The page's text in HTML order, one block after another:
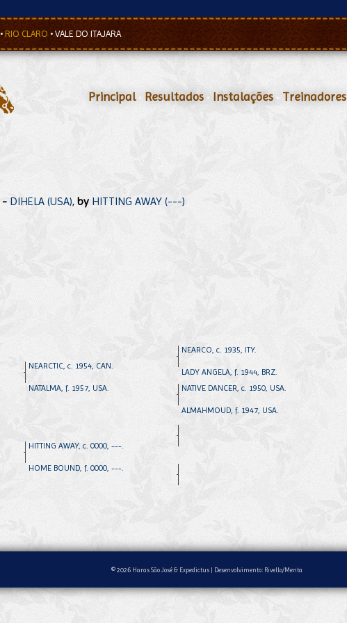
• RIO CLARO •VALE DO ITAJARA
Principal• Resultados • Instalações • Treinadores
- DIHELA (USA), by HITTING AWAY (---)
NEARCTIC, c. 1954, CAN.
NATALMA, f. 1957, USA.
HITTING AWAY, c. 0000, ---.
HOME BOUND, f. 0000, ---.
NEARCO, c. 1935, ITY.
LADY ANGELA, f. 1944, BRZ.
NATIVE DANCER, c. 1950, USA.
ALMAHMOUD, f. 1947, USA.
© 2026 Haras São José & Expedictus | Desenvolvimento: Rivello/Menta